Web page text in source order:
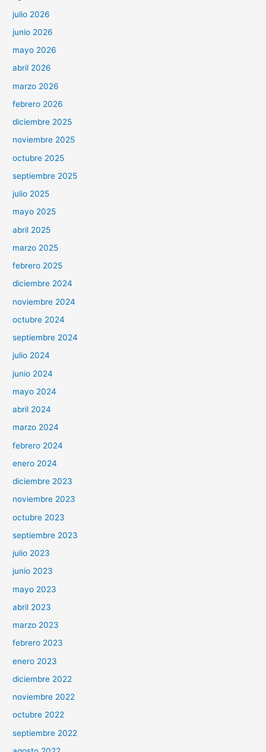
julio 2026
junio 2026
mayo 2026
abril 2026
marzo 2026
febrero 2026
diciembre 2025
noviembre 2025
octubre 2025
septiembre 2025
julio 2025
mayo 2025
abril 2025
marzo 2025
febrero 2025
diciembre 2024
noviembre 2024
octubre 2024
septiembre 2024
julio 2024
junio 2024
mayo 2024
abril 2024
marzo 2024
febrero 2024
enero 2024
diciembre 2023
noviembre 2023
octubre 2023
septiembre 2023
julio 2023
junio 2023
mayo 2023
abril 2023
marzo 2023
febrero 2023
enero 2023
diciembre 2022
noviembre 2022
octubre 2022
septiembre 2022